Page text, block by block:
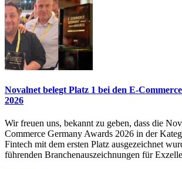
Novalnet belegt Platz 1 bei den E-
2026
Wir freuen uns, bekannt zu geben, dass die
Commerce Germany Awards 2026 in der
Fintech mit dem ersten Platz ausgezeichnet
führenden Branchenauszeichnungen für